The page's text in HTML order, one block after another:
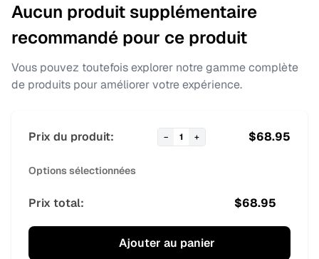
Aucun produit supplémentaire
recommandé pour ce produit
Vous pouvez toutefois explorer notre gamme complète
de produits pour améliorer votre expérience.
Prix du produit: − 1 + $68.95
Options sélectionnées
Prix total: $68.95
Ajouter au panier